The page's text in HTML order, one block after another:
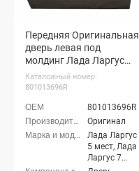
Передняя Оригинальная
дверь левая под
молдинг Лада Ларгус
(Брюн 250)
Каталожный номер:
801013696R
801013696R
Оригинал
Лада Ларгус
5 мест, Лада
Ларгус 7